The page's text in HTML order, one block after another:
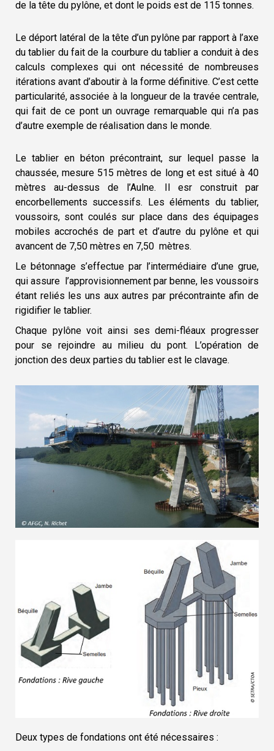
de la tête du pylône, et dont le poids est de 115 tonnes.
Le déport latéral de la tête d’un pylône par rapport à l’axe
du tablier du fait de la courbure du tablier a conduit à des
calculs complexes qui ont nécessité de nombreuses
itérations avant d’aboutir à la forme définitive. C’est cette
particularité, associée à la longueur de la travée centrale,
qui fait de ce pont un ouvrage remarquable qui n’a pas
d’autre exemple de réalisation dans le monde.
Le tablier en béton précontraint, sur lequel passe la
chaussée, mesure 515 mètres de long et est situé à 40
mètres au-dessus de l’Aulne. Il esr construit par
encorbellements successifs. Les éléments du tablier,
voussoirs, sont coulés sur place dans des équipages
mobiles accrochés de part et d’autre du pylône et qui
avancent de 7,50 mètres en 7,50 mètres.
Le bétonnage s’effectue par l’intermédiaire d’une grue,
qui assure l’approvisionnement par benne, les voussoirs
étant reliés les uns aux autres par précontrainte afin de
rigidifier le tablier.
Chaque pylône voit ainsi ses demi-fléaux progresser
pour se rejoindre au milieu du pont. L’opération de
jonction des deux parties du tablier est le clavage.
Deux types de fondations ont été nécessaires :